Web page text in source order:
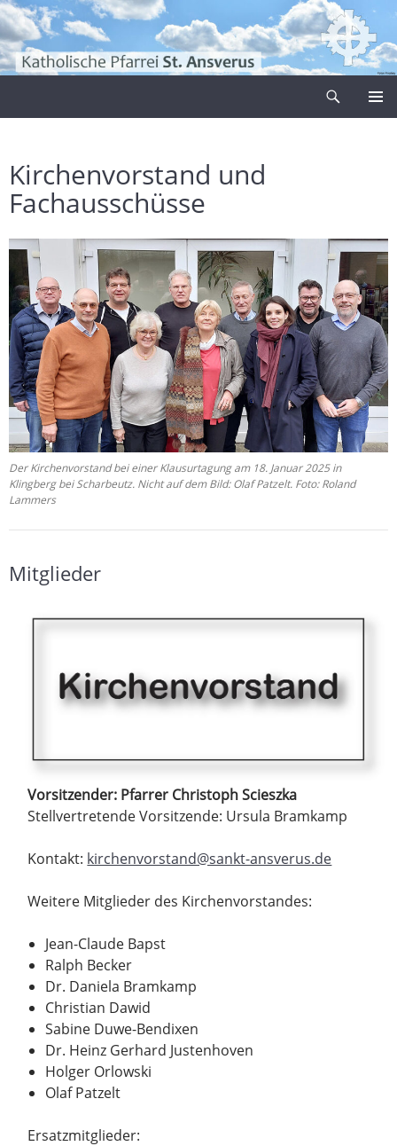
Zum
Inhalt
springen
Kirchenvorstand und
Fachausschüsse
Der Kirchenvorstand bei einer Klausurtagung am 18. Januar 2025 in
Klingberg bei Scharbeutz. Nicht auf dem Bild: Olaf Patzelt. Foto: Roland
Lammers
Mitglieder
Vorsitzender: Pfarrer Christoph Scieszka
Stellvertretende Vorsitzende: Ursula Bramkamp
Kontakt: kirchenvorstand@sankt-ansverus.de
Weitere Mitglieder des Kirchenvorstandes:
Jean-Claude Bapst
Ralph Becker
Dr. Daniela Bramkamp
Christian Dawid
Sabine Duwe-Bendixen
Dr. Heinz Gerhard Justenhoven
Holger Orlowski
Olaf Patzelt
Ersatzmitglieder: